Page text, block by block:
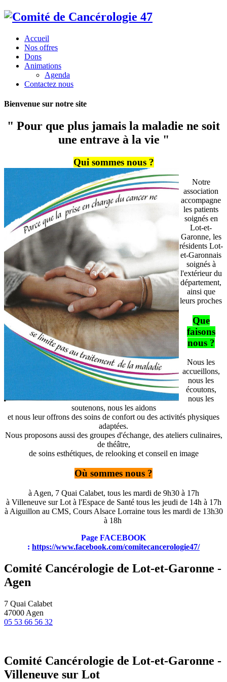
Accueil
Nos offres
Dons
Animations
Agenda
Contactez nous
Bienvenue sur notre site
" Pour que plus jamais la maladie ne soit
une entrave à la vie "
Qui sommes nous ?
Notre
association
accompagne
les patients
soignés en
Lot-et-
Garonne, les
résidents Lot-
et-Garonnais
soignés à
l'extérieur du
département,
ainsi que
leurs proches
Que
faisons
nous ?
Nous les
accueillons,
nous les
écoutons,
nous les
soutenons, nous les aidons
et nous leur offrons des soins de confort ou des activités physiques
adaptées.
Nous proposons aussi des groupes d'échange, des ateliers culinaires,
de théâtre,
de soins esthétiques, de relooking et conseil en image
Où sommes nous ?
à Agen, 7 Quai Calabet, tous les mardi de 9h30 à 17h
à Villeneuve sur Lot à l'Espace de Santé tous les jeudi de 14h à 17h
à Aiguillon au CMS, Cours Alsace Lorraine tous les mardi de 13h30
à 18h
Page FACEBOOK
: https://www.facebook.com/comitecancerologie47/
Comité Cancérologie de Lot-et-Garonne -
Agen
7 Quai Calabet
47000 Agen
05 53 66 56 32
Comité Cancérologie de Lot-et-Garonne -
Villeneuve sur Lot